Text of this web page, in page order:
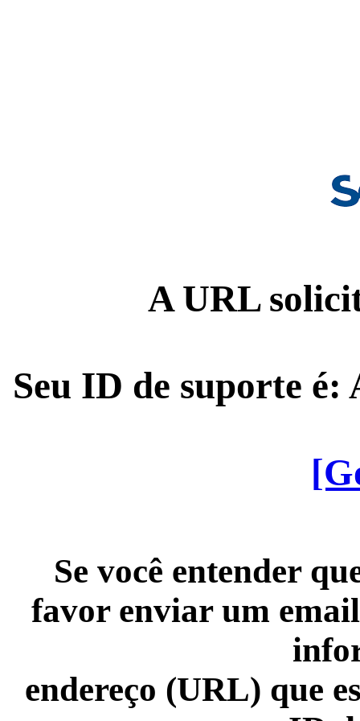
A URL
Seu ID de suporte é:
Se você entender
favor enviar um
endereço (URL) que